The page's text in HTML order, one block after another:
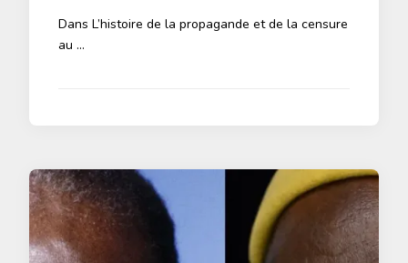
Dans L’histoire de la propagande et de la censure
au …